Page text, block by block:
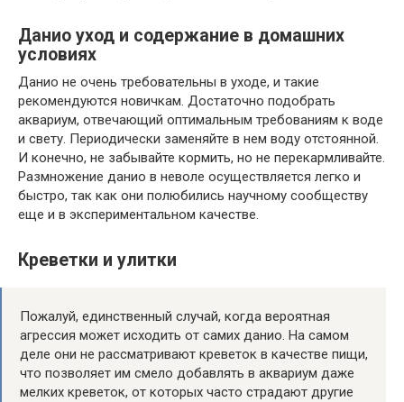
Данио уход и содержание в домашних
условиях
Данио не очень требовательны в уходе, и такие
рекомендуются новичкам. Достаточно подобрать
аквариум, отвечающий оптимальным требованиям к воде
и свету. Периодически заменяйте в нем воду отстоянной.
И конечно, не забывайте кормить, но не перекармливайте.
Размножение данио в неволе осуществляется легко и
быстро, так как они полюбились научному сообществу
еще и в экспериментальном качестве.
Креветки и улитки
Пожалуй, единственный случай, когда вероятная
агрессия может исходить от самих данио. На самом
деле они не рассматривают креветок в качестве пищи,
что позволяет им смело добавлять в аквариум даже
мелких креветок, от которых часто страдают другие